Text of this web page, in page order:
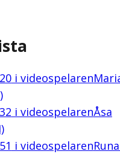
i videospelaren
i videospelarenÅsa
i videospelaren